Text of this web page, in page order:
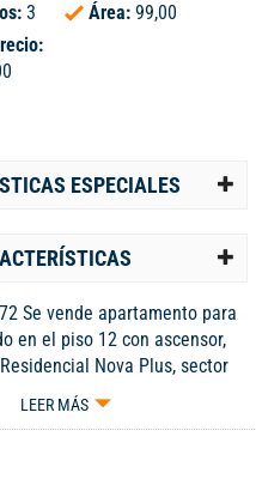
3 Área: 99,00
ESPECIALES
Se vende apartamento para
en el piso 12 con ascensor,
Nova Plus, sector
sur de Cali. El apartamento
tipo americana, zona de
LEER MÁS